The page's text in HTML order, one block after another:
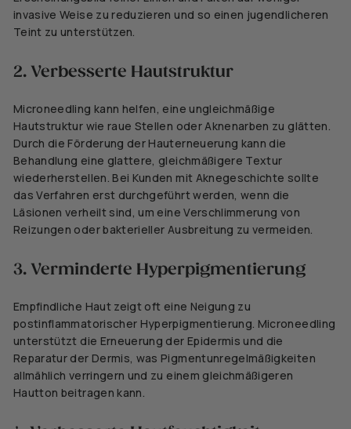
invasive Weise zu reduzieren und so einen jugendlicheren
Teint zu unterstützen.
2. Verbesserte Hautstruktur
Microneedling kann helfen, eine ungleichmäßige
Hautstruktur wie raue Stellen oder Aknenarben zu glätten.
Durch die Förderung der Hauterneuerung kann die
Behandlung eine glattere, gleichmäßigere Textur
wiederherstellen. Bei Kunden mit Aknegeschichte sollte
das Verfahren erst durchgeführt werden, wenn die
Läsionen verheilt sind, um eine Verschlimmerung von
Reizungen oder bakterieller Ausbreitung zu vermeiden.
3. Verminderte Hyperpigmentierung
Empfindliche Haut zeigt oft eine Neigung zu
postinflammatorischer Hyperpigmentierung. Microneedling
unterstützt die Erneuerung der Epidermis und die
Reparatur der Dermis, was Pigmentunregelmäßigkeiten
allmählich verringern und zu einem gleichmäßigeren
Hautton beitragen kann.